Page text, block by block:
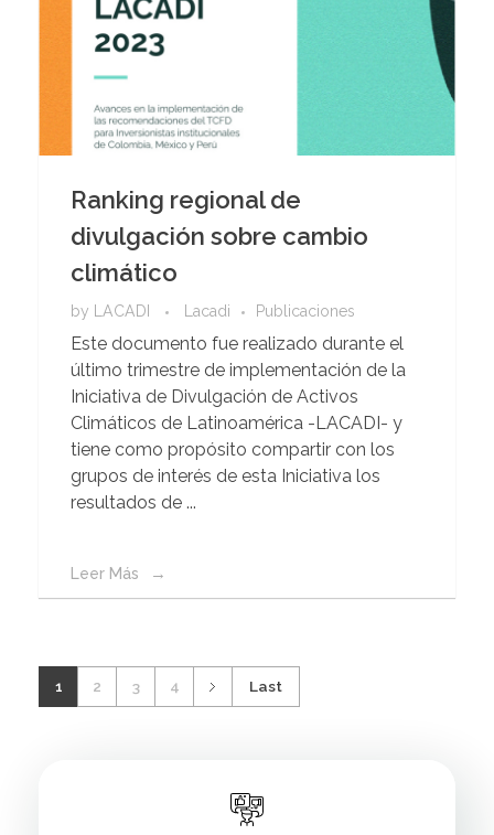
Ranking regional de
divulgación sobre cambio
climático
by LACADI Lacadi Publicaciones
Este documento fue realizado durante el
último trimestre de implementación de la
Iniciativa de Divulgación de Activos
Climáticos de Latinoamérica -LACADI- y
tiene como propósito compartir con los
grupos de interés de esta Iniciativa los
resultados de ...
Leer Más
1 2 3 4 Last